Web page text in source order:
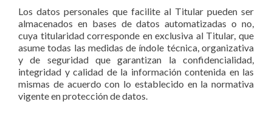
Los datos personales que facilite al Titular pueden ser
almacenados en bases de datos automatizadas o no,
cuya titularidad corresponde en exclusiva al Titular, que
asume todas las medidas de índole técnica, organizativa
y de seguridad que garantizan la confidencialidad,
integridad y calidad de la información contenida en las
mismas de acuerdo con lo establecido en la normativa
vigente en protección de datos.